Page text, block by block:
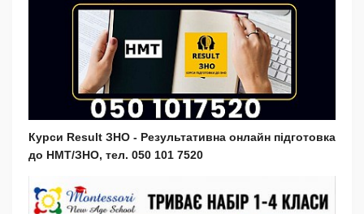
Курси Result ЗНО - Результативна онлайн підготовка
до НМТ/ЗНО, тел. 050 101 7520